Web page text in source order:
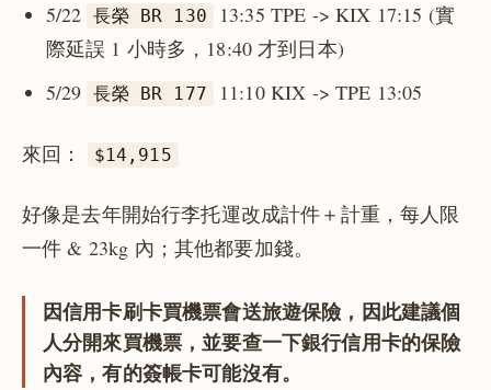
5/22 長榮 BR 130
13:35 TPE -> KIX 17:15 (實
際延誤 1 小時多，18:40 才到日本)
5/29
長榮 BR 177 11:10 KIX -> TPE 13:05
來回： $14,915
好像是去年開始行李托運改成計件＋計重，每人限
一件 & 23kg 內；其他都要加錢。
因信用卡刷卡買機票會送旅遊保險，因此建議個
人分開來買機票，並要查一下銀行信用卡的保險
內容，有的簽帳卡可能沒有。